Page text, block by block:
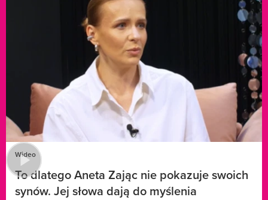
Wideo
To dlatego Aneta Zając nie pokazuje swoich
synów. Jej słowa dają do myślenia